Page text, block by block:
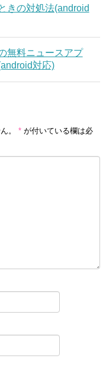
きの対処法(android
無料ニュースアプ
対応)
。 * が付いている欄は必